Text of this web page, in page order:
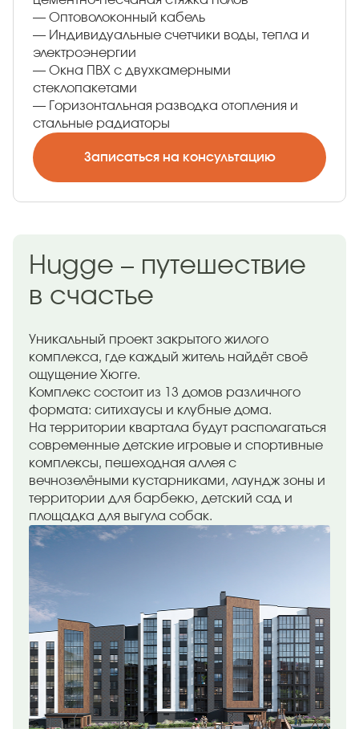
— Оптоволоконный кабель
— Индивидуальные счетчики воды, тепла и
электроэнергии
— Окна ПВХ с двухкамерными
стеклопакетами
— Горизонтальная разводка отопления и
стальные радиаторы
Записаться на консультацию
Hugge – путешествие
в счастье
Уникальный проект закрытого жилого
комплекса, где каждый житель найдёт своё
ощущение Хюгге.
Комплекс состоит из 13 домов различного
формата: ситихаусы и клубные дома.
На территории квартала будут располагаться
современные детские игровые и спортивные
комплексы, пешеходная аллея с
вечнозелёными кустарниками, лаундж зоны и
территории для барбекю, детский сад и
площадка для выгула собак.